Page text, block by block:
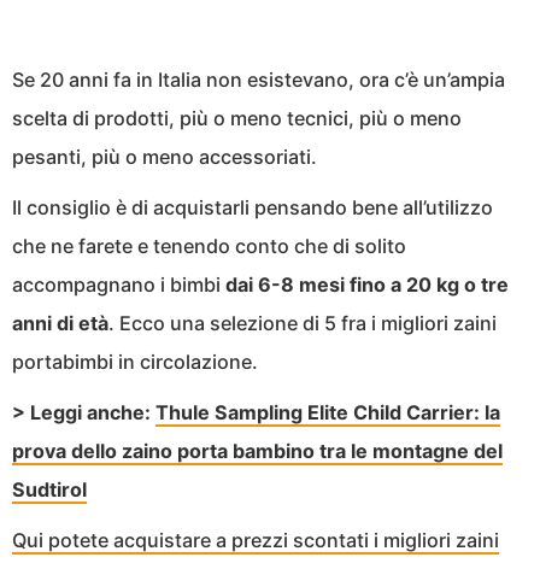
Se 20 anni fa in Italia non esistevano, ora c’è un’ampia
scelta di prodotti, più o meno tecnici, più o meno
pesanti, più o meno accessoriati.
Il consiglio è di acquistarli pensando bene all’utilizzo
che ne farete e tenendo conto che di solito
accompagnano i bimbi dai 6-8 mesi fino a 20 kg o tre
anni di età. Ecco una selezione di 5 fra i migliori zaini
portabimbi in circolazione.
> Leggi anche: Thule Sampling Elite Child Carrier: la
prova dello zaino porta bambino tra le montagne del
Sudtirol
Qui potete acquistare a prezzi scontati i migliori zaini